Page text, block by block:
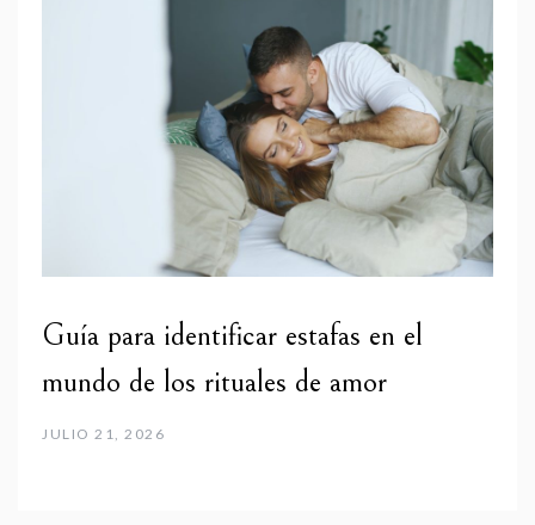
Guía para identificar estafas en el
mundo de los rituales de amor
JULIO 21, 2026